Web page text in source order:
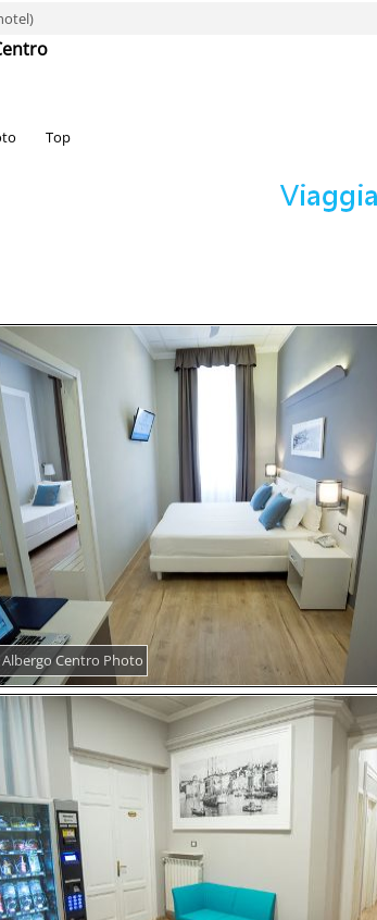
Top
Centro Photo